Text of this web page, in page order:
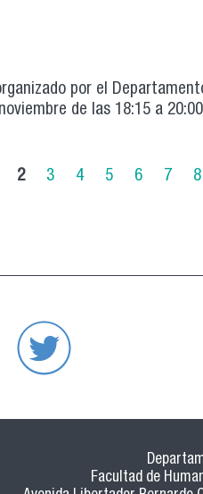
por el
de las 18:15 a
2 3 4 5 6 7 8
Facultad de